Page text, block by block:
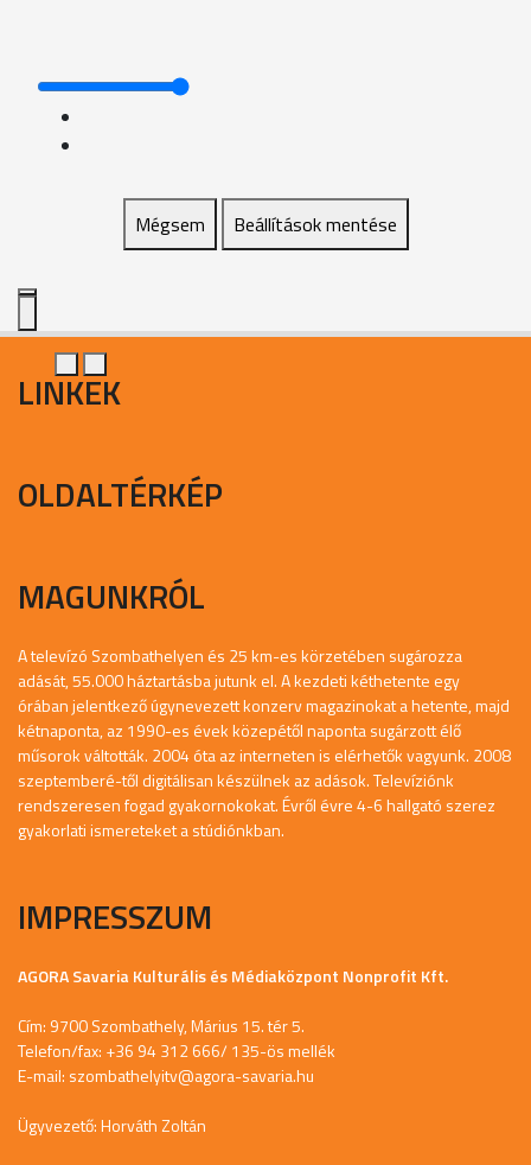
Mégsem Beállítások mentése
LINKEK
OLDALTÉRKÉP
MAGUNKRÓL
A televízó Szombathelyen és 25 km-es körzetében sugározza
adását, 55.000 háztartásba jutunk el. A kezdeti kéthetente egy
órában jelentkező úgynevezett konzerv magazinokat a hetente, majd
kétnaponta, az 1990-es évek közepétől naponta sugárzott élő
műsorok váltották. 2004 óta az interneten is elérhetők vagyunk. 2008
szeptemberé-től digitálisan készülnek az adások. Televíziónk
rendszeresen fogad gyakornokokat. Évről évre 4-6 hallgató szerez
gyakorlati ismereteket a stúdiónkban.
IMPRESSZUM
AGORA Savaria Kulturális és Médiaközpont Nonprofit Kft.
Cím: 9700 Szombathely, Márius 15. tér 5.
Telefon/fax: +36 94 312 666/ 135-ös mellék
E-mail: szombathelyitv@agora-savaria.hu
Ügyvezető: Horváth Zoltán